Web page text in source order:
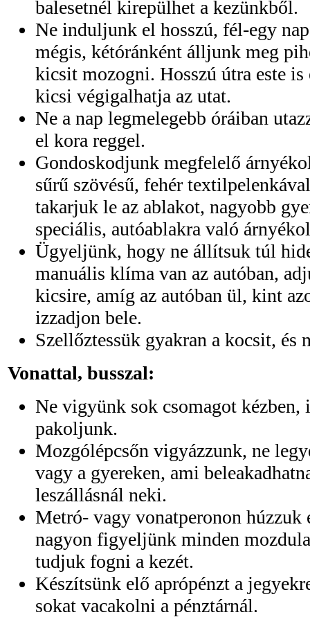
balesetnél kirepülhet a kezünkből.
Ne induljunk el hosszú, fél-egy
mégis, kétóránként álljunk meg
kicsit mozogni. Hosszú útra este
kicsi végigalhatja az utat.
Ne a nap legmelegebb óráiban
el kora reggel.
Gondoskodjunk megfelelő
sűrű szövésű, fehér
takarjuk le az ablakot, nagyobb
speciális, autóablakra való
Ügyeljünk, hogy ne állítsuk túl
manuális klíma van az autóban,
kicsire, amíg az autóban ül, kint
izzadjon bele.
Szellőztessük gyakran a kocsit, és
Vonattal, busszal:
Ne vigyünk sok csomagot kézben,
pakoljunk.
Mozgólépcsőn vigyázzunk, ne
vagy a gyereken, ami
leszállásnál neki.
Metró- vagy vonatperonon húzzuk
nagyon figyeljünk minden
tudjuk fogni a kezét.
Készítsünk elő aprópénzt a
sokat vacakolni a pénztárnál.